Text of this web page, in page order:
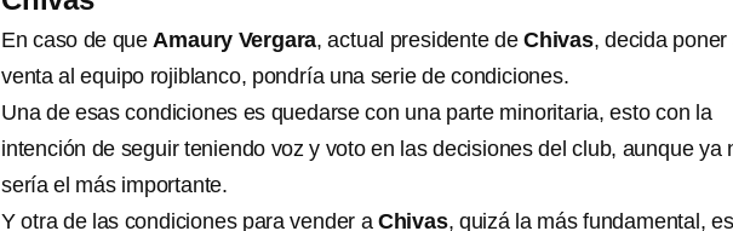
En caso de queAmaury Vergara, actual presidente deChivas, decida poner
venta al equipo rojiblanco, pondría una serie de condiciones.
Una de esas condiciones es quedarse con una parte minoritaria, esto con la
intención de seguir teniendo voz y voto en las decisiones del club, aunque ya
sería el más importante.
Y otra de las condiciones para vender a Chivas, quizá la más fundamental,